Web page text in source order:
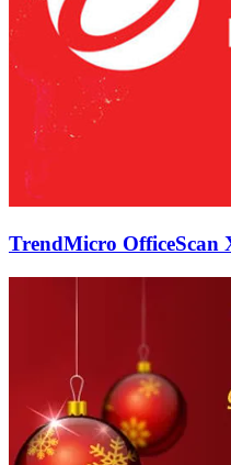
TrendMicro OfficeScan